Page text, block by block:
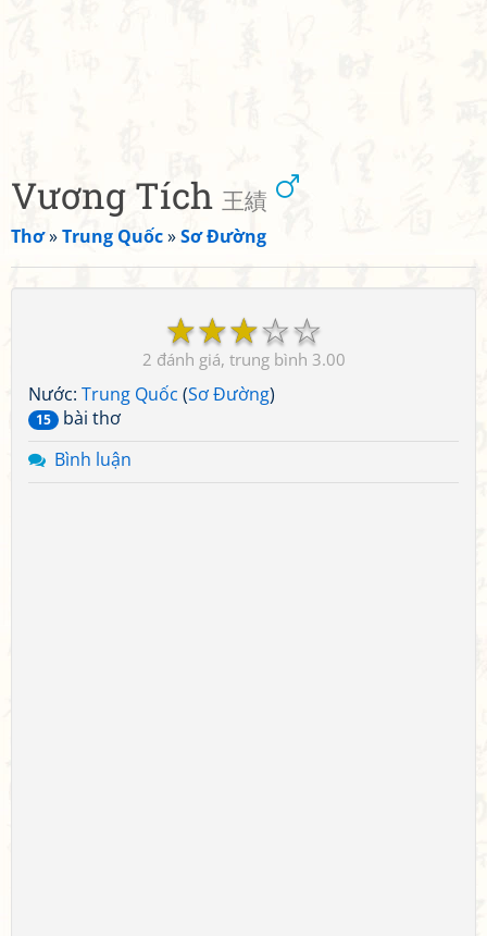
Vương Tích 王績
Thơ»Trung Quốc»Sơ Đường
☆
☆
☆
☆
☆
2 3.00
Nước: Trung Quốc (Sơ Đường)
15
bài thơ
Bình luận